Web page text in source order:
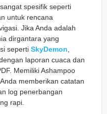
spesifik seperti
untuk rencana
Jika Anda adalah
dirgantara yang
seperti SkyDemon
laporan cuaca dan
Memiliki Ashampoo
memberikan catatan
log penerbangan
rapi.